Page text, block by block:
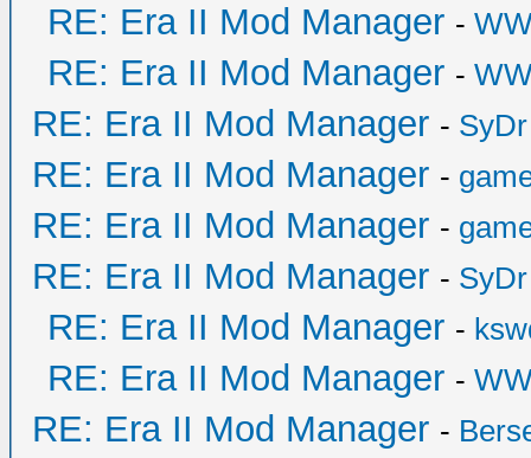
RE: Era II Mod Manager -
RE: Era II Mod Manager -
RE: Era II Mod Manager - SyDr
RE: Era II Mod Manager -
RE: Era II Mod Manager -
RE: Era II Mod Manager - SyDr
RE: Era II Mod Manager -
RE: Era II Mod Manager -
RE: Era II Mod Manager -